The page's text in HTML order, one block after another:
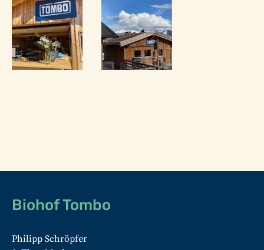
Biohof Tombo
Philipp Schröpfer